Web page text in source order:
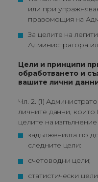
или при
правомощия на
За целите на
Администратора
Цели и принципи
обработването и
вашите лични
Чл. 2. (1)
личните данни, които
целите на изпълнение
задълженията по
следните цели:
счетоводни цели;
статистически